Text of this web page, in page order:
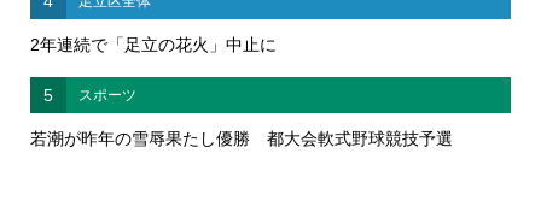
2年連続で「足立の花火」中止に
5 スポーツ
若潮が昨年の雪辱果たし優勝 都大会軟式野球競技予選